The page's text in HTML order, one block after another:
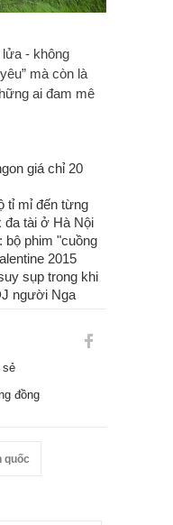
- không
mà còn là
ai đam mê
giá chỉ 20
tỉ mỉ đến từng
đa tài ở Hà Nội
bộ phim "cuồng
2015
sụp trong khi
người Nga
sẻ
đồng
quốc